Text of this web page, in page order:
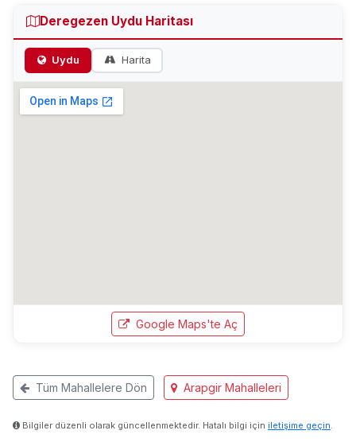
Deregezen Uydu Haritası
Uydu Harita
Google Maps'te Aç
Tüm Mahallelere Dön Arapgir Mahalleleri
Bilgiler düzenli olarak güncellenmektedir. Hatalı bilgi için iletişime geçin